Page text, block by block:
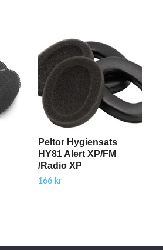
Peltor Hygiensats
HY81 Alert XP/FM
/Radio XP
166 kr